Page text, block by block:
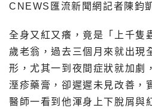
CNEWS匯流新聞網記者陳鈞
全身又紅又癢，竟是「上千隻
歲老翁，過去三個月來就出現
形，尤其一到夜間症狀就加劇
溼疹藥膏，卻遲遲未見改善，
醫師一看到他渾身上下脫屑與